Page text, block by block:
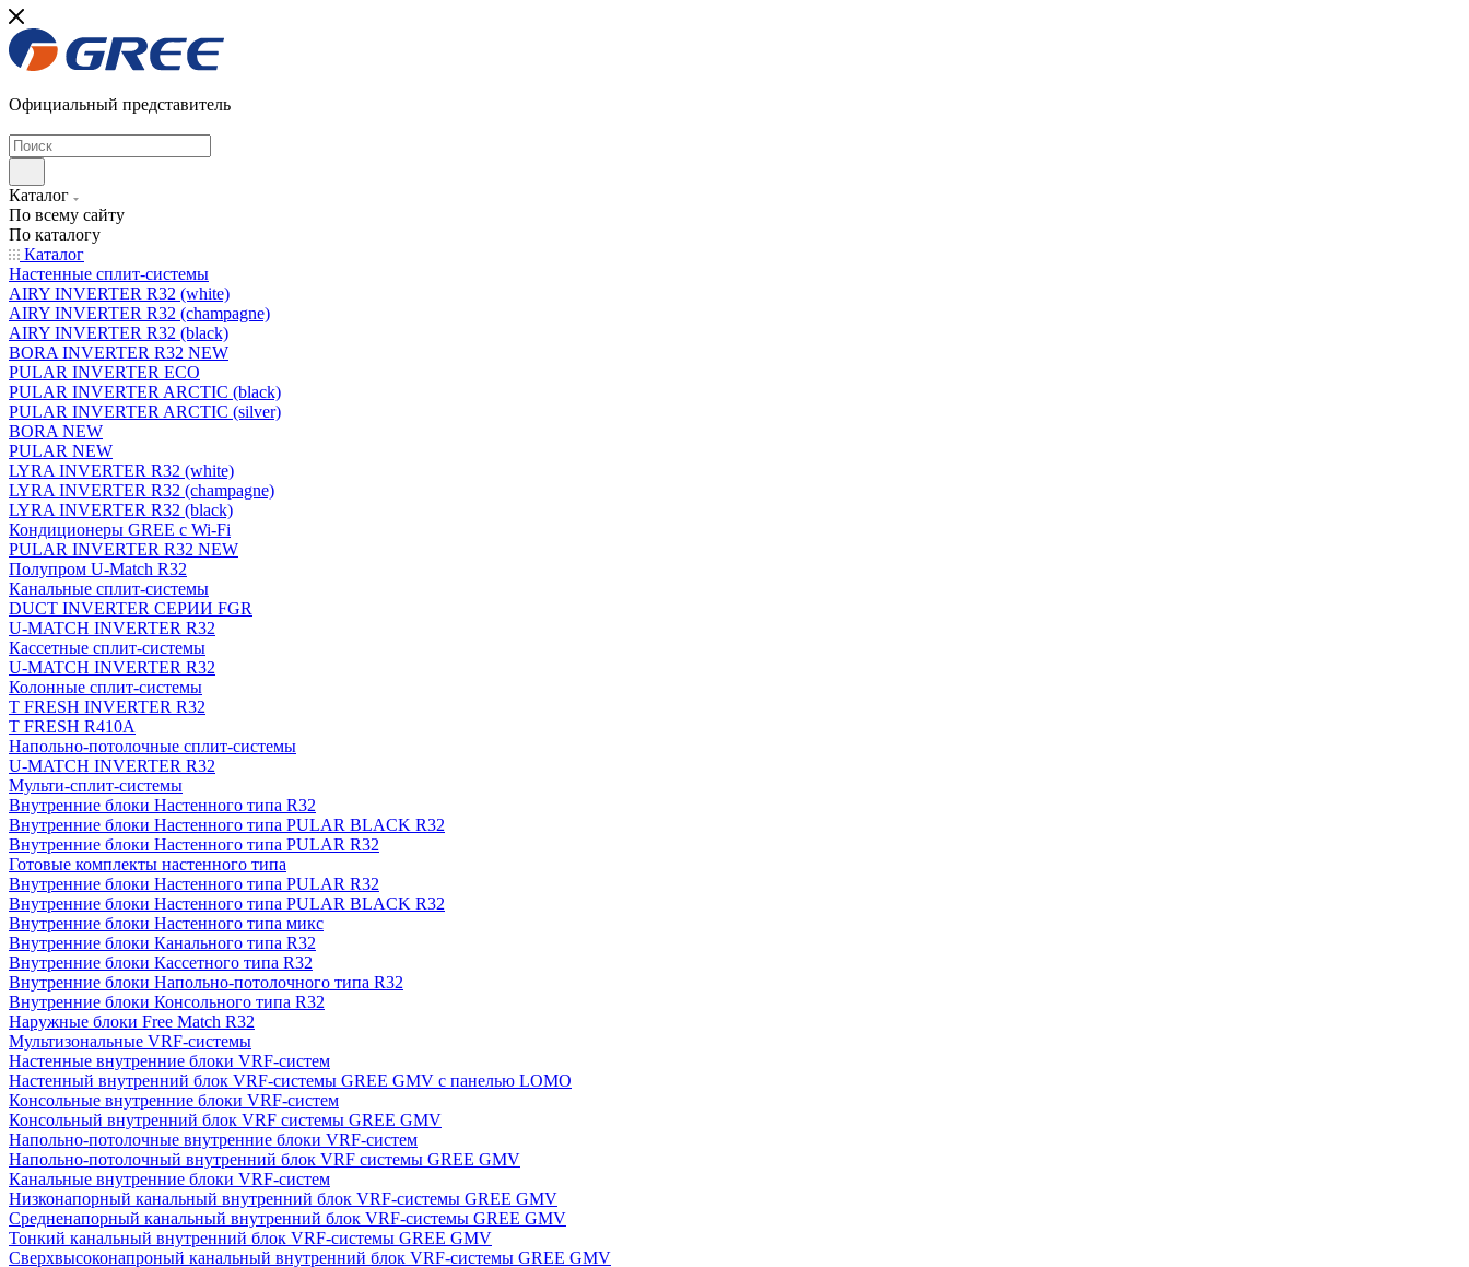
Официальный представитель
Каталог
По всему сайту
По каталогу
Каталог
Настенные сплит-системы
AIRY INVERTER R32 (white)
AIRY INVERTER R32 (champagne)
AIRY INVERTER R32 (black)
BORA INVERTER R32 NEW
PULAR INVERTER ECO
PULAR INVERTER ARCTIC (black)
PULAR INVERTER ARCTIC (silver)
BORA NEW
PULAR NEW
LYRA INVERTER R32 (white)
LYRA INVERTER R32 (champagne)
LYRA INVERTER R32 (black)
Кондиционеры GREE с Wi-Fi
PULAR INVERTER R32 NEW
Полупром U-Match R32
Канальные сплит-системы
DUCT INVERTER СЕРИИ FGR
U-MATCH INVERTER R32
Кассетные сплит-системы
U-MATCH INVERTER R32
Колонные сплит-системы
T FRESH INVERTER R32
T FRESH R410A
Напольно-потолочные сплит-системы
U-MATCH INVERTER R32
Мульти-сплит-системы
Внутренние блоки Настенного типа R32
Внутренние блоки Настенного типа PULAR BLACK R32
Внутренние блоки Настенного типа PULAR R32
Готовые комплекты настенного типа
Внутренние блоки Настенного типа PULAR R32
Внутренние блоки Настенного типа PULAR BLACK R32
Внутренние блоки Настенного типа микс
Внутренние блоки Канального типа R32
Внутренние блоки Кассетного типа R32
Внутренние блоки Напольно-потолочного типа R32
Внутренние блоки Консольного типа R32
Наружные блоки Free Match R32
Мультизональные VRF-системы
Настенные внутренние блоки VRF-систем
Настенный внутренний блок VRF-системы GREE GMV с панелью LOMO
Консольные внутренние блоки VRF-систем
Консольный внутренний блок VRF системы GREE GMV
Напольно-потолочные внутренние блоки VRF-систем
Напольно-потолочный внутренний блок VRF системы GREE GMV
Канальные внутренние блоки VRF-систем
Низконапорный канальный внутренний блок VRF-системы GREE GMV
Средненапорный канальный внутренний блок VRF-системы GREE GMV
Тонкий канальный внутренний блок VRF-системы GREE GMV
Сверхвысоконапроный канальный внутренний блок VRF-системы GREE GMV